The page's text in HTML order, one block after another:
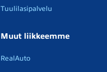
Tuulilasipalvelu
Muut liikkeemme
RealAuto